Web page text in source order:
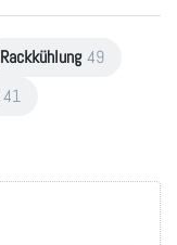
Rackkühlung 49
41